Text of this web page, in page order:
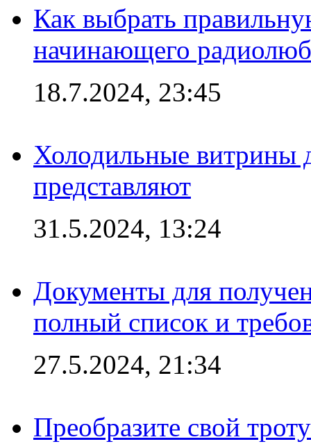
Как выбрать
начинающего
18.7.2024, 23:45
Холодильные витрины
представляют
31.5.2024, 13:24
Документы для
полный список и
27.5.2024, 21:34
Преобразите свой